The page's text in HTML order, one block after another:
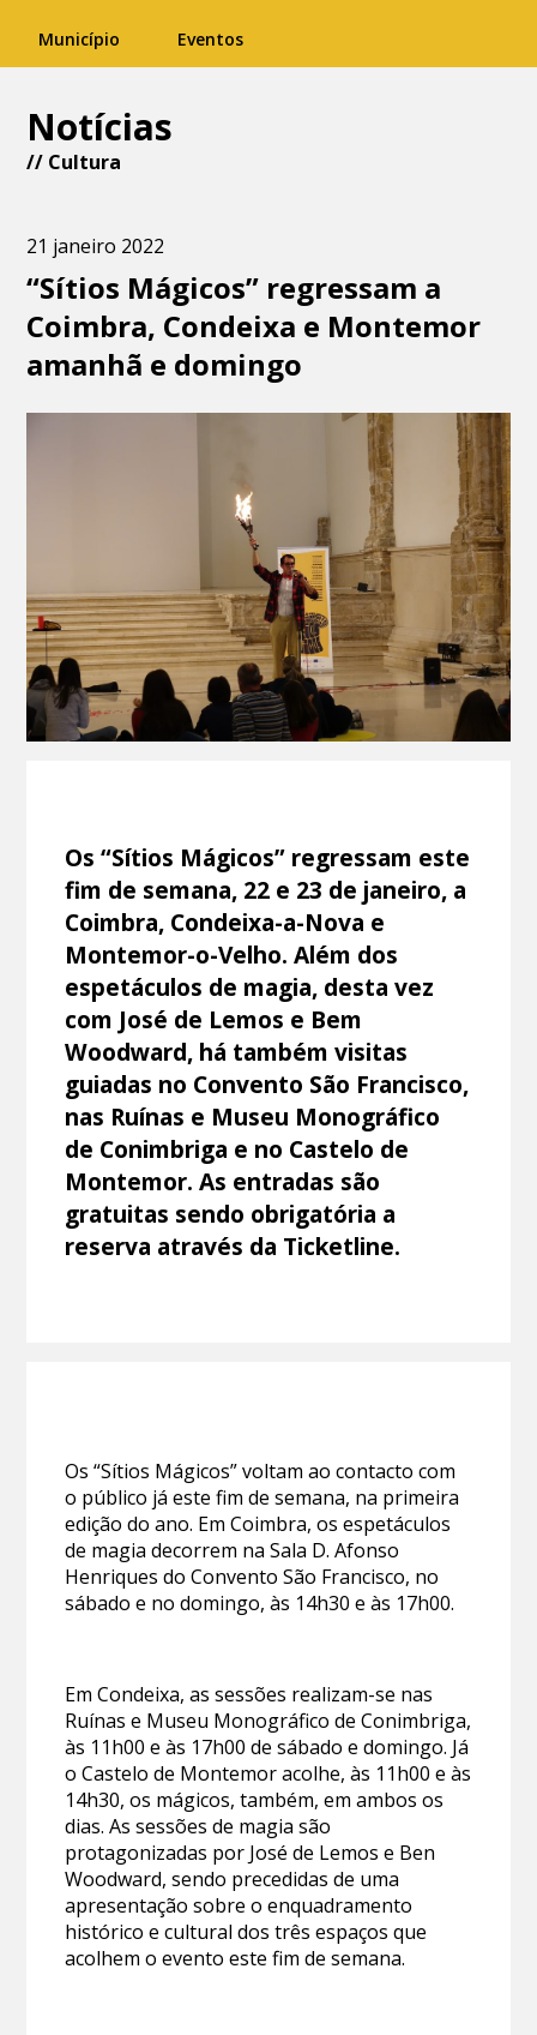
Município Eventos
Notícias
// Cultura
21 janeiro 2022
“Sítios Mágicos” regressam a
Coimbra, Condeixa e Montemor
amanhã e domingo
Os “Sítios Mágicos” regressam este
fim de semana, 22 e 23 de janeiro, a
Coimbra, Condeixa-a-Nova e
Montemor-o-Velho. Além dos
espetáculos de magia, desta vez
com José de Lemos e Bem
Woodward, há também visitas
guiadas no Convento São Francisco,
nas Ruínas e Museu Monográfico
de Conimbriga e no Castelo de
Montemor. As entradas são
gratuitas sendo obrigatória a
reserva através da Ticketline.
Os “Sítios Mágicos” voltam ao contacto com
o público já este fim de semana, na primeira
edição do ano. Em Coimbra, os espetáculos
de magia decorrem na Sala D. Afonso
Henriques do Convento São Francisco, no
sábado e no domingo, às 14h30 e às 17h00.
Em Condeixa, as sessões realizam-se nas
Ruínas e Museu Monográfico de Conimbriga,
às 11h00 e às 17h00 de sábado e domingo. Já
o Castelo de Montemor acolhe, às 11h00 e às
14h30, os mágicos, também, em ambos os
dias. As sessões de magia são
protagonizadas por José de Lemos e Ben
Woodward, sendo precedidas de uma
apresentação sobre o enquadramento
histórico e cultural dos três espaços que
acolhem o evento este fim de semana.